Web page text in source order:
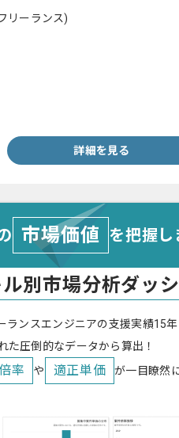
リーランス)
詳細を見る
市場価値 を把握
別市場分析ダッ
ランスエンジニアの支援実績15
た圧倒的なデータから算出！
率 や 適正単価 が一目瞭然